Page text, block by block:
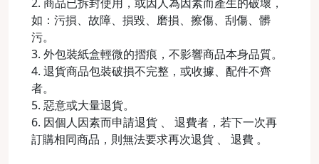
如：污損、故障、損毀、磨損、擦傷、刮傷、髒
污。
3. 外包裝紙盒輕微的摺痕，不影響商品本身品質。
4. 退貨商品包裝破損不完整，或收據、配件不齊
者。
5. 惡意或大量退貨。
6. 因個人因素而申請退貨 、 退費者，若下一次再
訂購相同商品，則無法要求再次退貨 、 退費 。